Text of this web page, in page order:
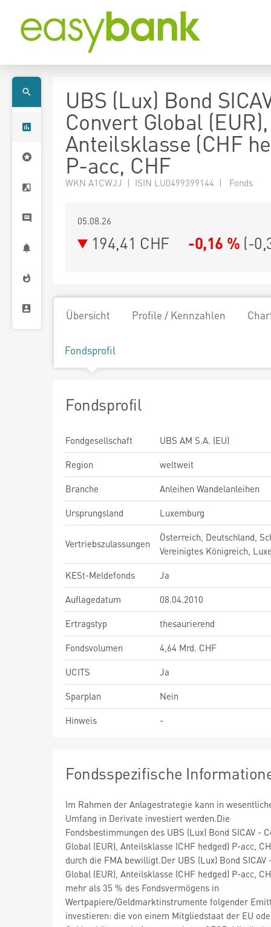
UBS (Lux) Bond
Convert Global (EUR),
Anteilsklasse (CHF
P-acc, CHF
WKN A1CWJJ | ISIN LU0499399144 | Fonds
05.08.26
194,41 CHF -0,16 % (-
Übersicht Profile / Kennzahlen
Fondsprofil
Fondsprofil
Fondgesellschaft
UBS AM S.A. (EU)
Region
weltweit
Branche
Anleihen Wandelanleihen
Ursprungsland
Luxemburg
Vertriebszulassungen
Österreich, Deutschland,
Vereinigtes Königreich,
KESt-Meldefonds
Ja
Auflagedatum
08.04.2010
Ertragstyp
thesaurierend
Fondsvolumen
4,64 Mrd. CHF
UCITS
Ja
Sparplan
Nein
Hinweis
-
Fondsspezifische
Im Rahmen der Anlagestrategie kann in
Umfang in Derivate investiert werden.Die
Fondsbestimmungen des UBS (Lux) Bond SICAV -
Global (EUR), Anteilsklasse (CHF hedged) P-acc,
durch die FMA bewilligt.Der UBS (Lux) Bond SICAV
Global (EUR), Anteilsklasse (CHF hedged) P-acc,
mehr als 35 % des Fondsvermögens in
Wertpapiere/Geldmarktinstrumente folgender
investieren: die von einem Mitgliedstaat der EU